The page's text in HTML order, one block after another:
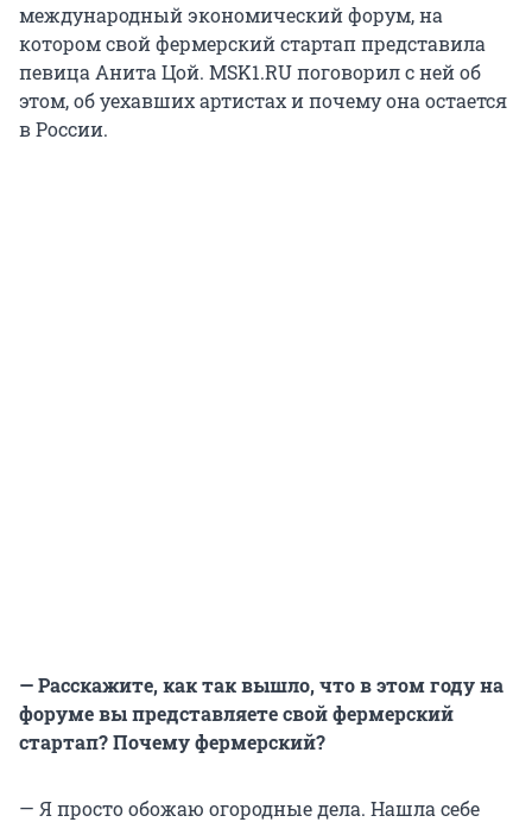
международный экономический форум, на
котором свой фермерский стартап представила
певица Анита Цой. MSK1.RU поговорил с ней об
этом, об уехавших артистах и почему она остается
в России.
— Расскажите, как так вышло, что в этом году на
форуме вы представляете свой фермерский
стартап? Почему фермерский?
— Я просто обожаю огородные дела. Нашла себе